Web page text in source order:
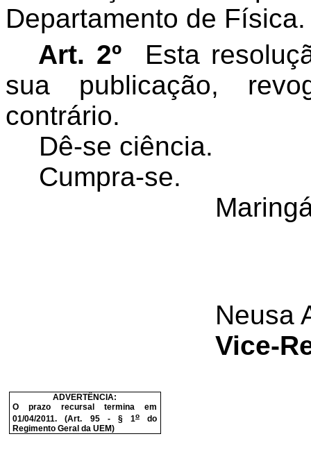
Departamento de Física.
Art. 2º Esta
sua publicação,
contrário.
Dê-se ciência.
Cumpra-se.
Neusa
Vice-
ADVERTÊNCIA:
O prazo recursal termina em
01/04/2011. (Art. 95 - § 1odo
Regimento Geral da UEM)